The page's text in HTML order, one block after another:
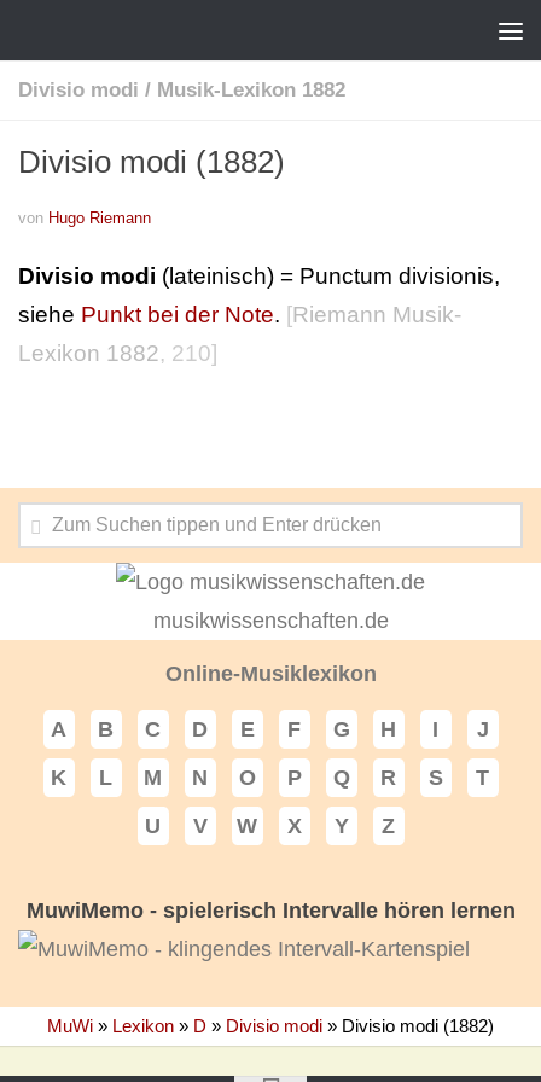
Divisio modi / Musik-Lexikon 1882
Divisio modi (1882)
von Hugo Riemann
Divisio modi (lateinisch) = Punctum divisionis,
siehe Punkt bei der Note. [Riemann Musik-
Lexikon 1882, 210]
musikwissenschaften.de
Online-Musiklexikon
A B C D E F G H I
J
K
L M N O P Q R S
T
U
V W X Y Z
MuwiMemo - spielerisch Intervalle hören lernen
MuWi » Lexikon » D » Divisio modi » Divisio modi (1882)